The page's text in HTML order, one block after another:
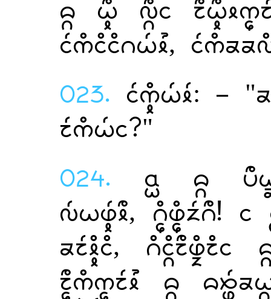
  
,
023. : -
?"
024.   
, !
,
 